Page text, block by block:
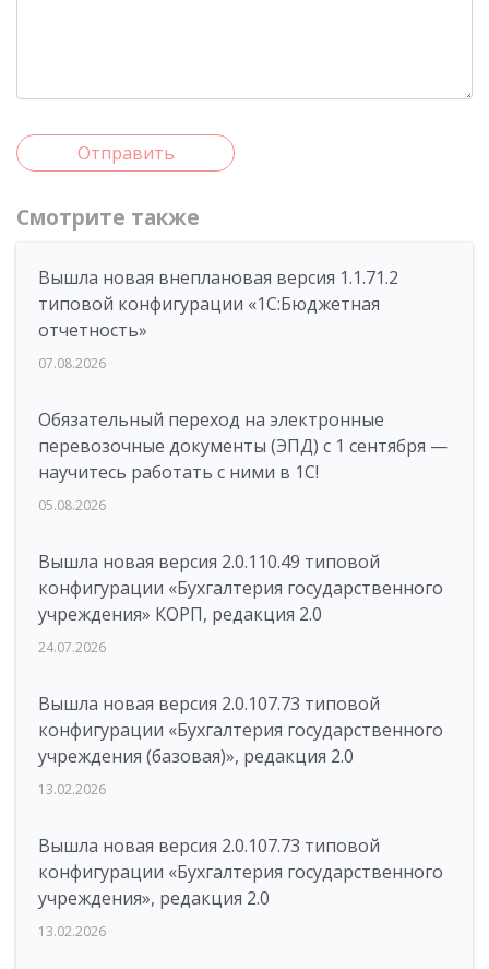
Отправить
Смотрите также
Вышла новая внеплановая версия 1.1.71.2
типовой конфигурации «1C:Бюджетная
отчетность»
07.08.2026
Обязательный переход на электронные
перевозочные документы (ЭПД) с 1 сентября —
научитесь работать с ними в 1С!
05.08.2026
Вышла новая версия 2.0.110.49 типовой
конфигурации «Бухгалтерия государственного
учреждения» КОРП, редакция 2.0
24.07.2026
Вышла новая версия 2.0.107.73 типовой
конфигурации «Бухгалтерия государственного
учреждения (базовая)», редакция 2.0
13.02.2026
Вышла новая версия 2.0.107.73 типовой
конфигурации «Бухгалтерия государственного
учреждения», редакция 2.0
13.02.2026